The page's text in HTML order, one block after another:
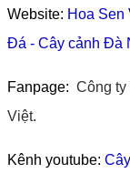
Website: Hoa Sen
Đá - Cây cảnh Đà
Fanpage: Công ty
Việt.
Kênh youtube: